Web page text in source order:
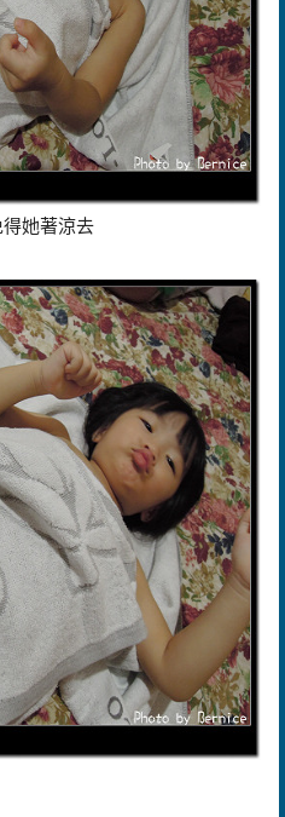
她著涼去